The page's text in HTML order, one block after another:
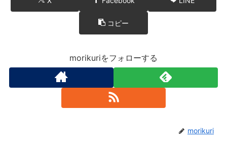
コピー
morikuriをフォローする
morikuri